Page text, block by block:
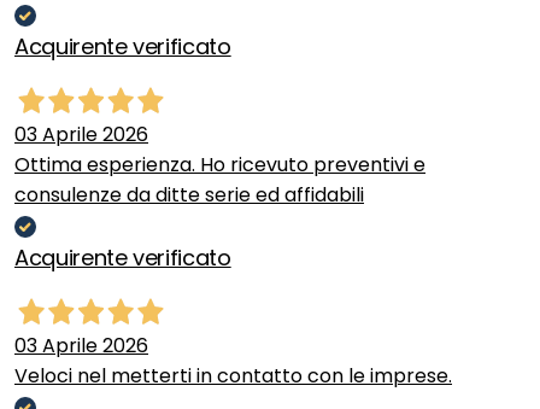
Acquirente verificato
03 Aprile 2026
Ottima esperienza. Ho ricevuto preventivi e
consulenze da ditte serie ed affidabili
Acquirente verificato
03 Aprile 2026
Veloci nel metterti in contatto con le imprese.